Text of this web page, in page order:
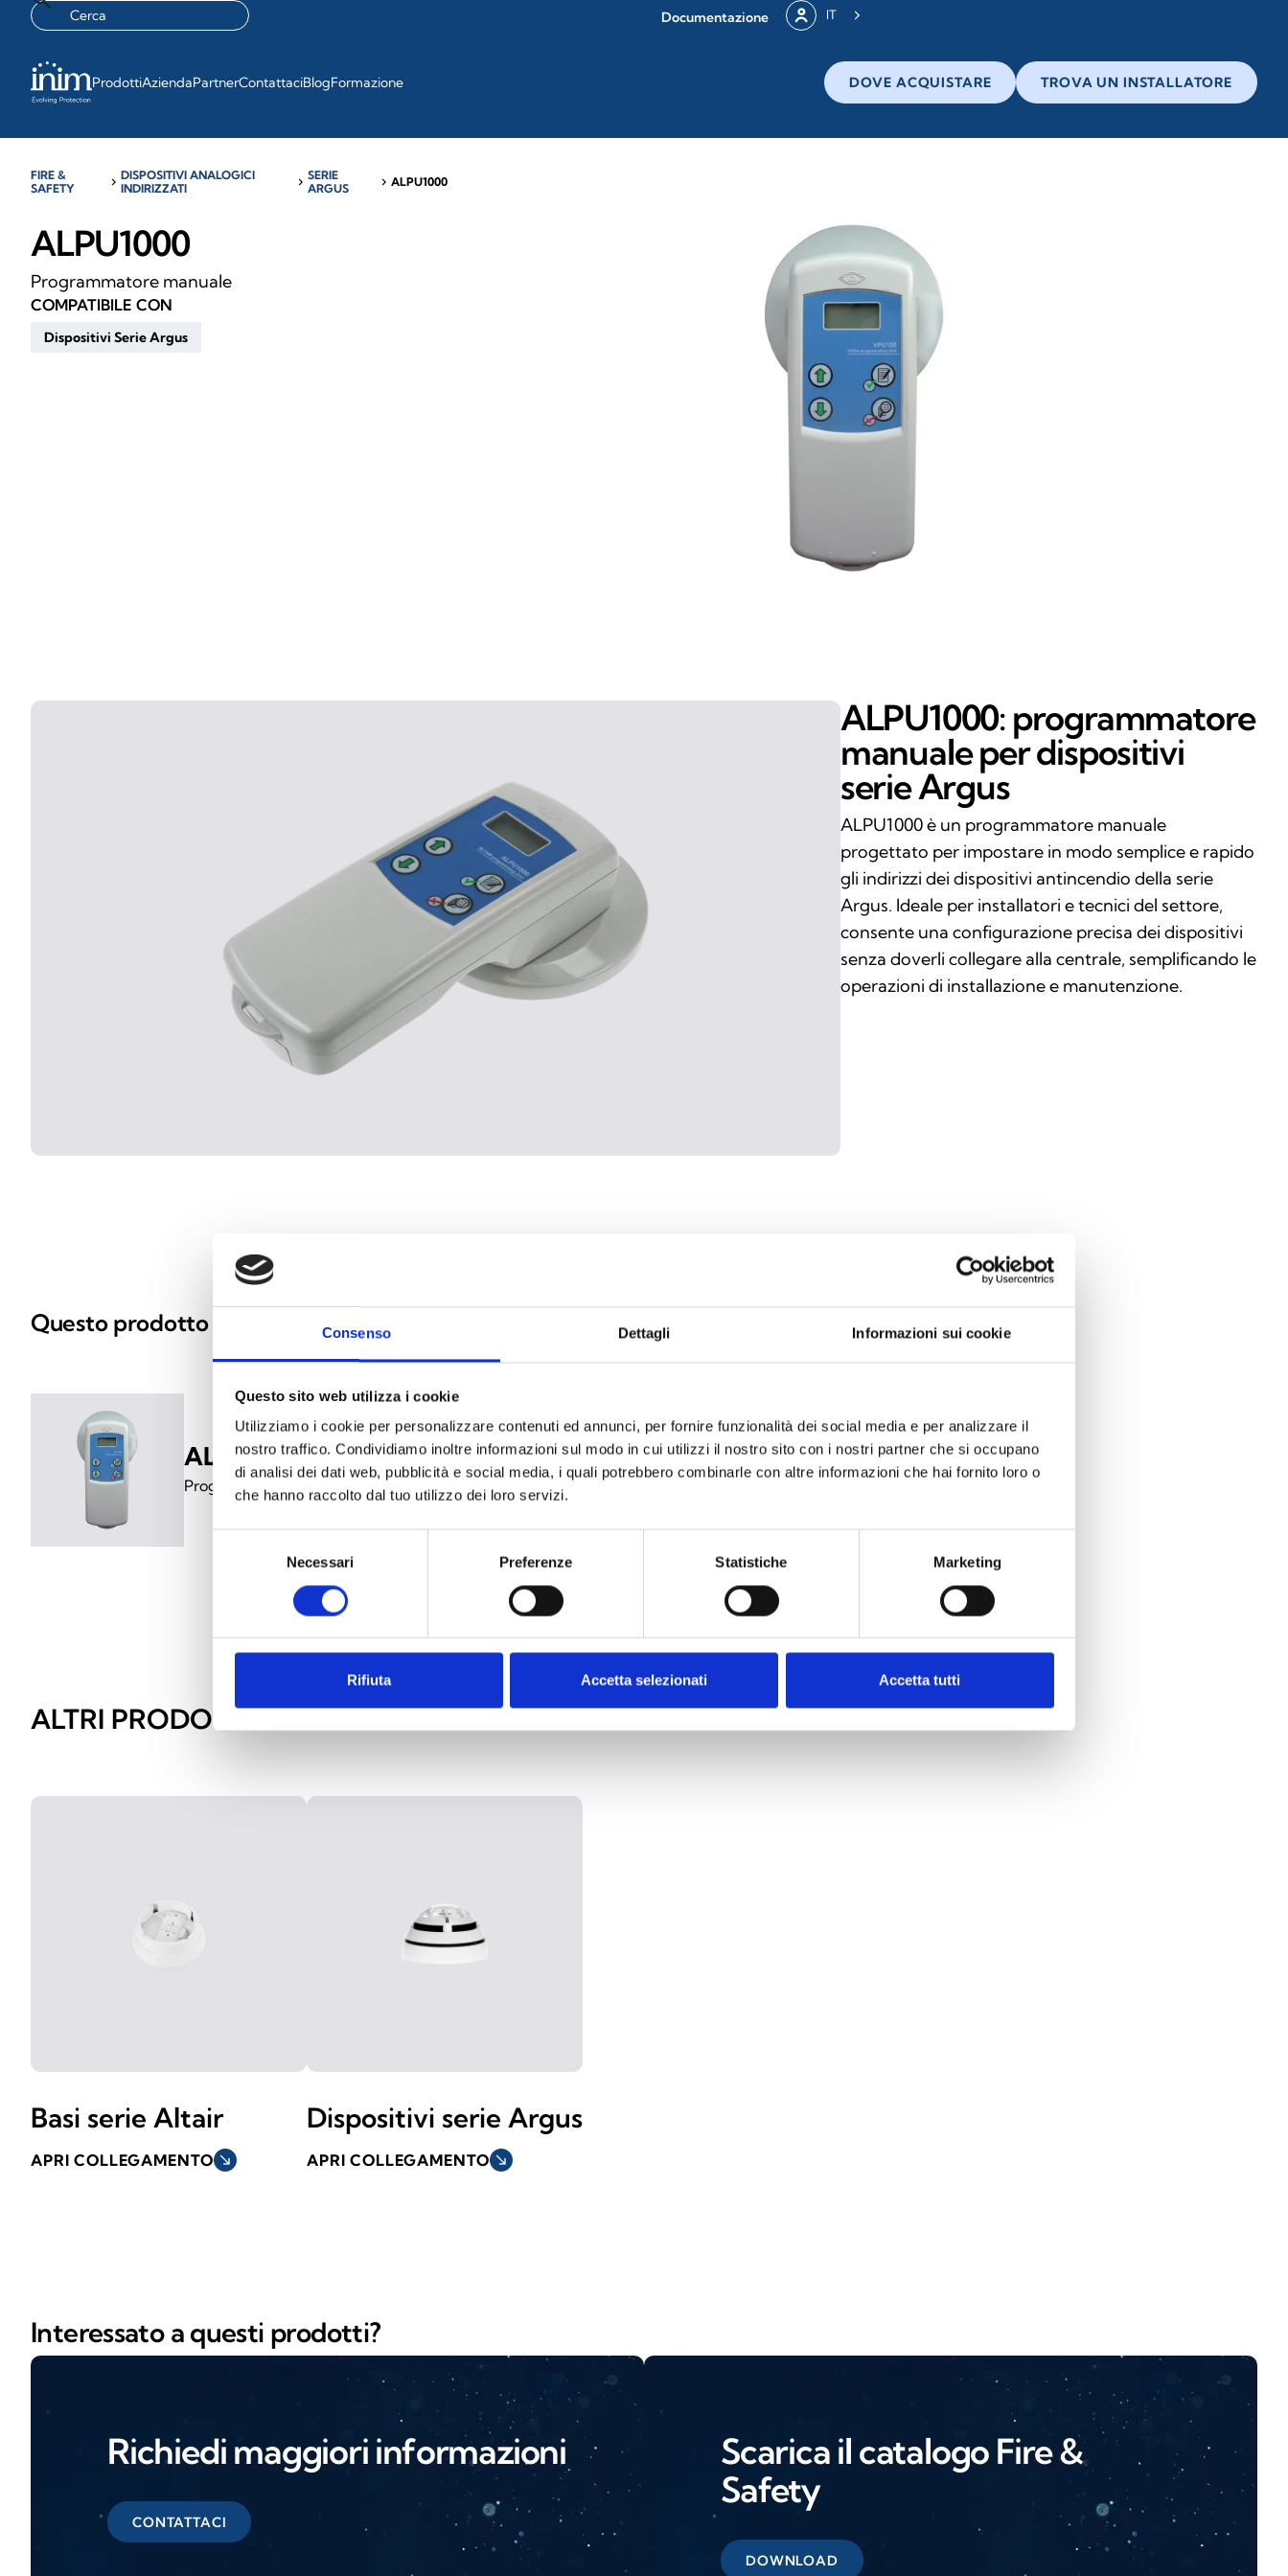
Consenso Dettagli Informazioni sui cookie
Questo sito web utilizza i cookie
Utilizziamo i cookie per personalizzare contenuti ed annunci, per fornire funzionalità dei social media e per analizzare il
nostro traffico. Condividiamo inoltre informazioni sul modo in cui utilizzi il nostro sito con i nostri partner che si occupano
di analisi dei dati web, pubblicità e social media, i quali potrebbero combinarle con altre informazioni che hai fornito loro o
che hanno raccolto dal tuo utilizzo dei loro servizi.
Necessari Preferenze Statistiche Marketing
Rifiuta Accetta selezionati Accetta tutti
Documentazione IT
ProdottiAziendaPartnerContattaciBlogFormazione DOVE ACQUISTARE TROVA UN INSTALLATORE
FIRE &
SAFETY
chevron_right DISPOSITIVI ANALOGICI
INDIRIZZATI
chevron_right SERIE
ARGUS
chevron_rightALPU1000
ALPU1000
Programmatore manuale
COMPATIBILE CON
Dispositivi Serie Argus
ALPU1000: programmatore
manuale per dispositivi
serie Argus
ALPU1000 è un programmatore manuale
progettato per impostare in modo semplice e rapido
gli indirizzi dei dispositivi antincendio della serie
Argus. Ideale per installatori e tecnici del settore,
consente una configurazione precisa dei dispositivi
senza doverli collegare alla centrale, semplificando le
operazioni di installazione e manutenzione.
Questo prodotto è disponibile nelle seguenti versioni
ALPU1000
Programmatore manuale Argus
ALTRI PRODOTTI SIMILI
Basi serie Altair
APRI COLLEGAMENTO south_east
Dispositivi serie Argus
APRI COLLEGAMENTO south_east
Interessato a questi prodotti?
Richiedi maggiori informazioni
CONTATTACI
Scarica il catalogo Fire &
Safety
DOWNLOAD